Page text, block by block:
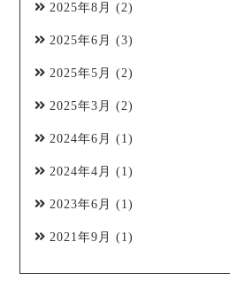
2025年8月 (2)
2025年6月 (3)
2025年5月 (2)
2025年3月 (2)
2024年6月 (1)
2024年4月 (1)
2023年6月 (1)
2021年9月 (1)